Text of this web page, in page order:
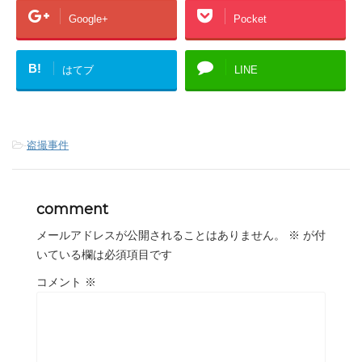
Google+ Pocket
B! はてブ LINE
-盗撮事件
comment
メールアドレスが公開されることはありません。 ※ が付
いている欄は必須項目です
コメント ※